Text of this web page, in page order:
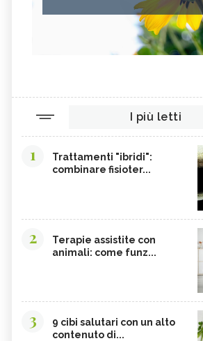
I più letti
1
Trattamenti "ibridi":
combinare fisioter...
2
Terapie assistite con
animali: come funz...
3
9 cibi salutari con un alto
contenuto di...